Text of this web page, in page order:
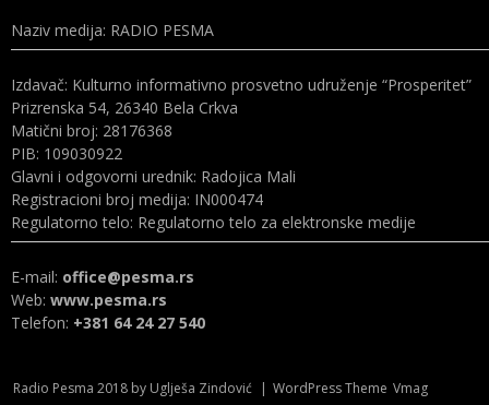
Naziv medija: RADIO PESMA
Izdavač: Kulturno informativno prosvetno udruženje “Prosperitet”
Prizrenska 54, 26340 Bela Crkva
Matični broj: 28176368
PIB: 109030922
Glavni i odgovorni urednik: Radojica Mali
Registracioni broj medija: IN000474
Regulatorno telo: Regulatorno telo za elektronske medije
E-mail: office@pesma.rs
Web:www.pesma.rs
Telefon: +381 64 24 27 540
Radio Pesma 2018 by Uglješa Zindović | WordPress Theme Vmag